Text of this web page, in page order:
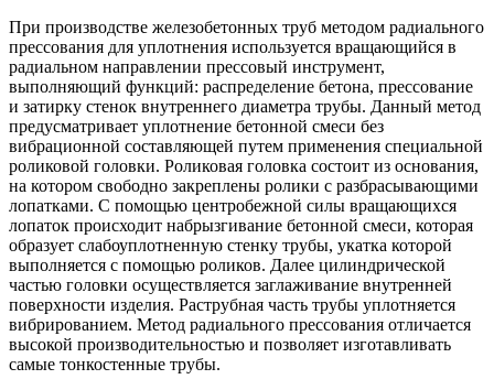
При производстве железобетонных труб методом радиального
прессования для уплотнения используется вращающийся в
радиальном направлении прессовый инструмент,
выполняющий функций: распределение бетона, прессование
и затирку стенок внутреннего диаметра трубы. Данный метод
предусматривает уплотнение бетонной смеси без
вибрационной составляющей путем применения специальной
роликовой головки. Роликовая головка состоит из основания,
на котором свободно закреплены ролики с разбрасывающими
лопатками. С помощью центробежной силы вращающихся
лопаток происходит набрызгивание бетонной смеси, которая
образует слабоуплотненную стенку трубы, укатка которой
выполняется с помощью роликов. Далее цилиндрической
частью головки осуществляется заглаживание внутренней
поверхности изделия. Раструбная часть трубы уплотняется
вибрированием. Метод радиального прессования отличается
высокой производительностью и позволяет изготавливать
самые тонкостенные трубы.